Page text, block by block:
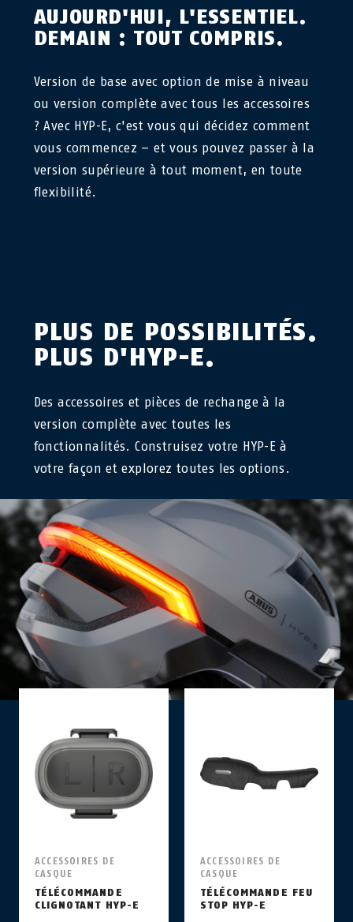
AUJOURD'HUI, L'ESSENTIEL.
DEMAIN : TOUT COMPRIS.
Version de base avec option de mise à niveau
ou version complète avec tous les accessoires
? Avec HYP-E, c'est vous qui décidez comment
vous commencez – et vous pouvez passer à la
version supérieure à tout moment, en toute
flexibilité.
PLUS DE POSSIBILITÉS.
PLUS D'HYP-E.
Des accessoires et pièces de rechange à la
version complète avec toutes les
fonctionnalités. Construisez votre HYP-E à
votre façon et explorez toutes les options.
ACCESSOIRES DE
CASQUE
TÉLÉCOMMANDE
CLIGNOTANT HYP-E
ACCESSOIRES DE
CASQUE
TÉLÉCOMMANDE FEU
STOP HYP-E